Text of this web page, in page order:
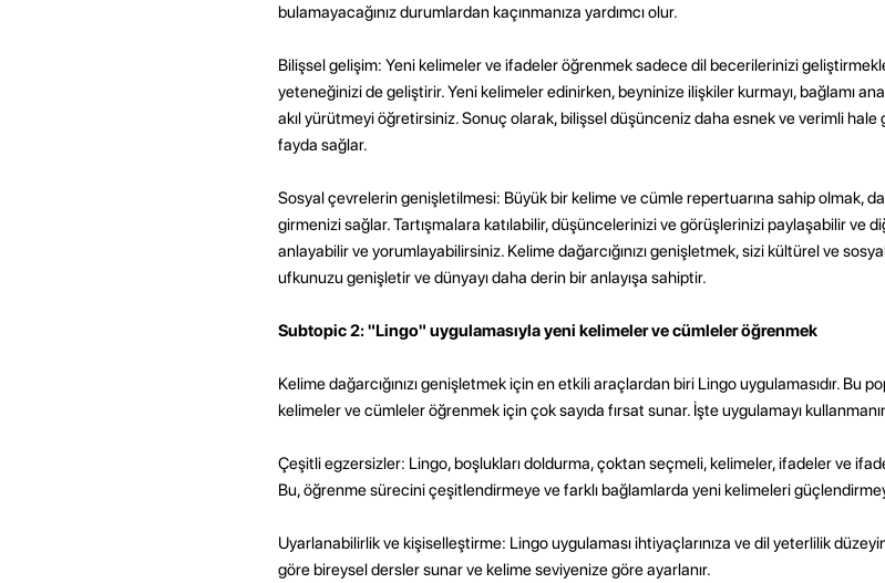
bulamayacağınız durumlardan kaçınmanıza yardımcı olur.
Bilişsel gelişim: Yeni kelimeler ve ifadeler öğrenmek sadece dil becerilerinizi
yeteneğinizi de geliştirir. Yeni kelimeler edinirken, beyninize ilişkiler kurmayı, bağlamı
akıl yürütmeyi öğretirsiniz. Sonuç olarak, bilişsel düşünceniz daha esnek ve verimli hale
fayda sağlar.
Sosyal çevrelerin genişletilmesi: Büyük bir kelime ve cümle repertuarına sahip olmak,
girmenizi sağlar. Tartışmalara katılabilir, düşüncelerinizi ve görüşlerinizi paylaşabilir ve
anlayabilir ve yorumlayabilirsiniz. Kelime dağarcığınızı genişletmek, sizi kültürel ve
ufkunuzu genişletir ve dünyayı daha derin bir anlayışa sahiptir.
Subtopic 2: "Lingo" uygulamasıyla yeni kelimeler ve cümleler öğrenmek
Kelime dağarcığınızı genişletmek için en etkili araçlardan biri Lingo uygulamasıdır. Bu
kelimeler ve cümleler öğrenmek için çok sayıda fırsat sunar. İşte uygulamayı
Çeşitli egzersizler: Lingo, boşlukları doldurma, çoktan seçmeli, kelimeler, ifadeler ve
Bu, öğrenme sürecini çeşitlendirmeye ve farklı bağlamlarda yeni kelimeleri
Uyarlanabilirlik ve kişiselleştirme: Lingo uygulaması ihtiyaçlarınıza ve dil yeterlilik
göre bireysel dersler sunar ve kelime seviyenize göre ayarlanır.